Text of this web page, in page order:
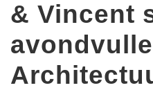
& Vincent